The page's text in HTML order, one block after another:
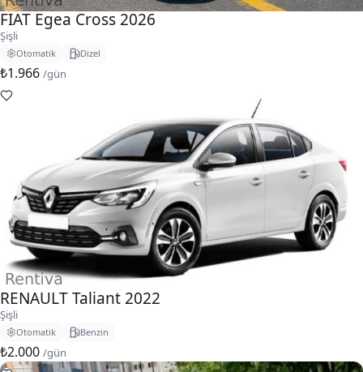
FIAT Egea Cross 2026
Şişli
Otomatik Dizel
₺1.966 /gün
RENAULT Taliant 2022
Şişli
Otomatik Benzin
₺2.000 /gün